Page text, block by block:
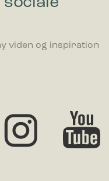
viden og inspiration